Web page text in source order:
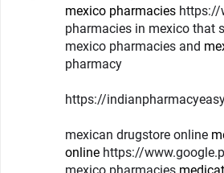
mexico pharmacies
pharmacies in mexico that
mexico pharmacies and
pharmacy
https://
mexican drugstore online
online